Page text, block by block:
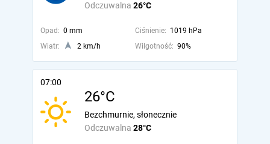
Odczuwalna 26°C
Opad: 0 mm Ciśnienie: 1019 hPa
Wiatr:
2 km/h Wilgotność: 90%
07:00
26°C
Odczuwalna 28°C
Bezchmurnie, słonecznie